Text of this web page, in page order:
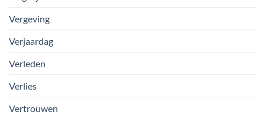
Vergeving
Verjaardag
Verleden
Verlies
Vertrouwen